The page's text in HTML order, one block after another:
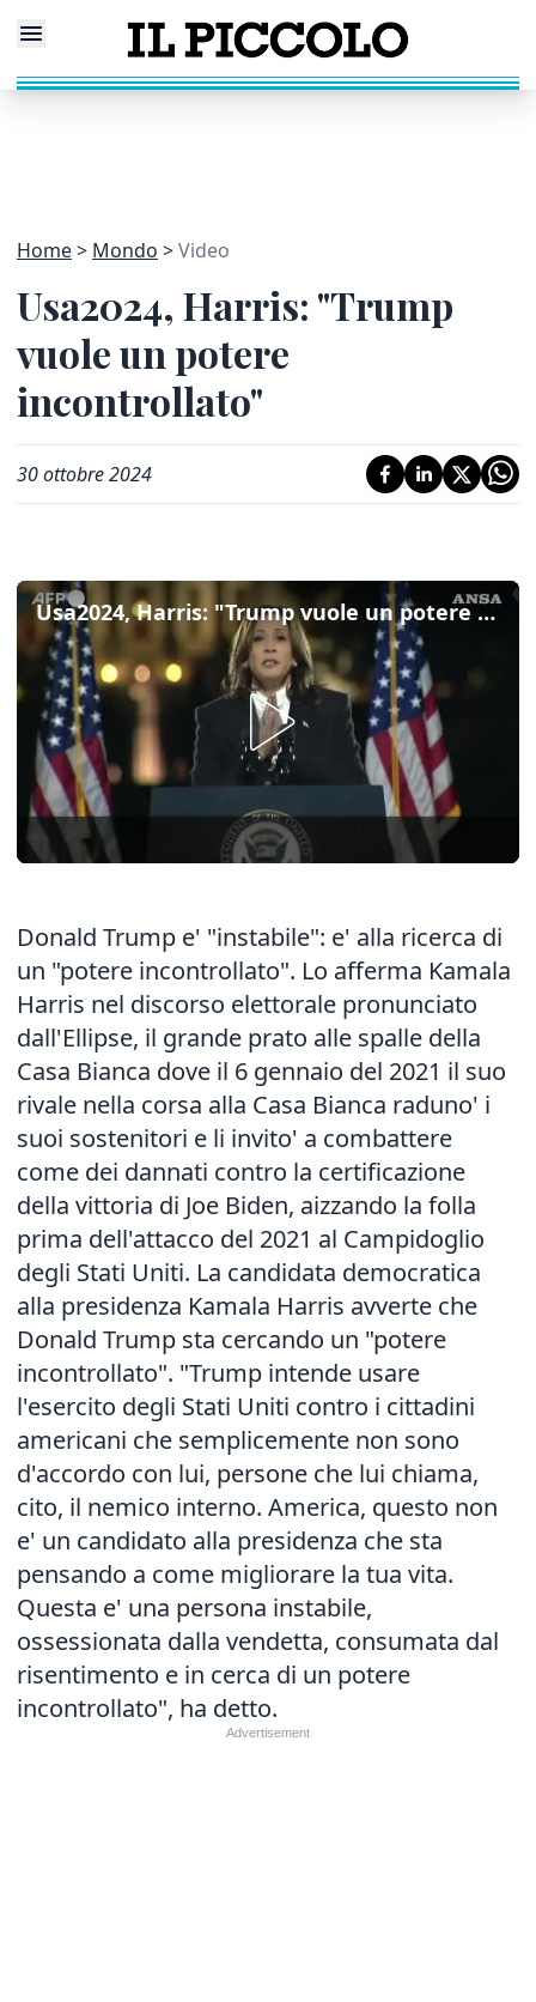
Home Mondo Video
Usa2024, Harris: "Trump
vuole un potere
incontrollato"
30 ottobre 2024
Usa2024, Harris: "Trump vuole un potere incontrollato"
Donald Trump e' "instabile": e' alla ricerca di
un "potere incontrollato". Lo afferma Kamala
Harris nel discorso elettorale pronunciato
dall'Ellipse, il grande prato alle spalle della
Casa Bianca dove il 6 gennaio del 2021 il suo
rivale nella corsa alla Casa Bianca raduno' i
suoi sostenitori e li invito' a combattere
come dei dannati contro la certificazione
della vittoria di Joe Biden, aizzando la folla
prima dell'attacco del 2021 al Campidoglio
degli Stati Uniti. La candidata democratica
alla presidenza Kamala Harris avverte che
Donald Trump sta cercando un "potere
incontrollato". "Trump intende usare
l'esercito degli Stati Uniti contro i cittadini
americani che semplicemente non sono
d'accordo con lui, persone che lui chiama,
cito, il nemico interno. America, questo non
e' un candidato alla presidenza che sta
pensando a come migliorare la tua vita.
Questa e' una persona instabile,
ossessionata dalla vendetta, consumata dal
risentimento e in cerca di un potere
incontrollato", ha detto.